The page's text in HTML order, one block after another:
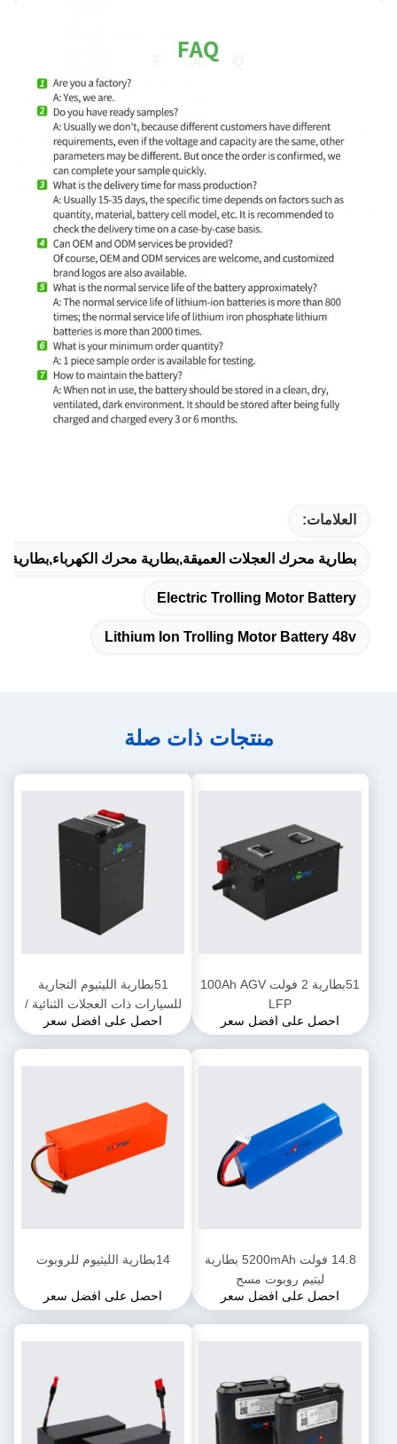
العلامات:
بطارية محرك العجلات العميقة,بطارية محرك الكهرباء,بطارية ليتيم
Electric Trolling Motor Battery
Lithium Ion Trolling Motor Battery 48v
منتجات ذات صلة
51بطارية 2 فولت 100Ah AGV
LFP
احصل على افضل سعر
51بطارية الليثيوم التجارية
للسيارات ذات العجلات الثنائية /
الثلاث
احصل على افضل سعر
14.8 فولت 5200mAh بطارية
ليتيم روبوت مسح
احصل على افضل سعر
14بطارية الليثيوم للروبوت
احصل على افضل سعر